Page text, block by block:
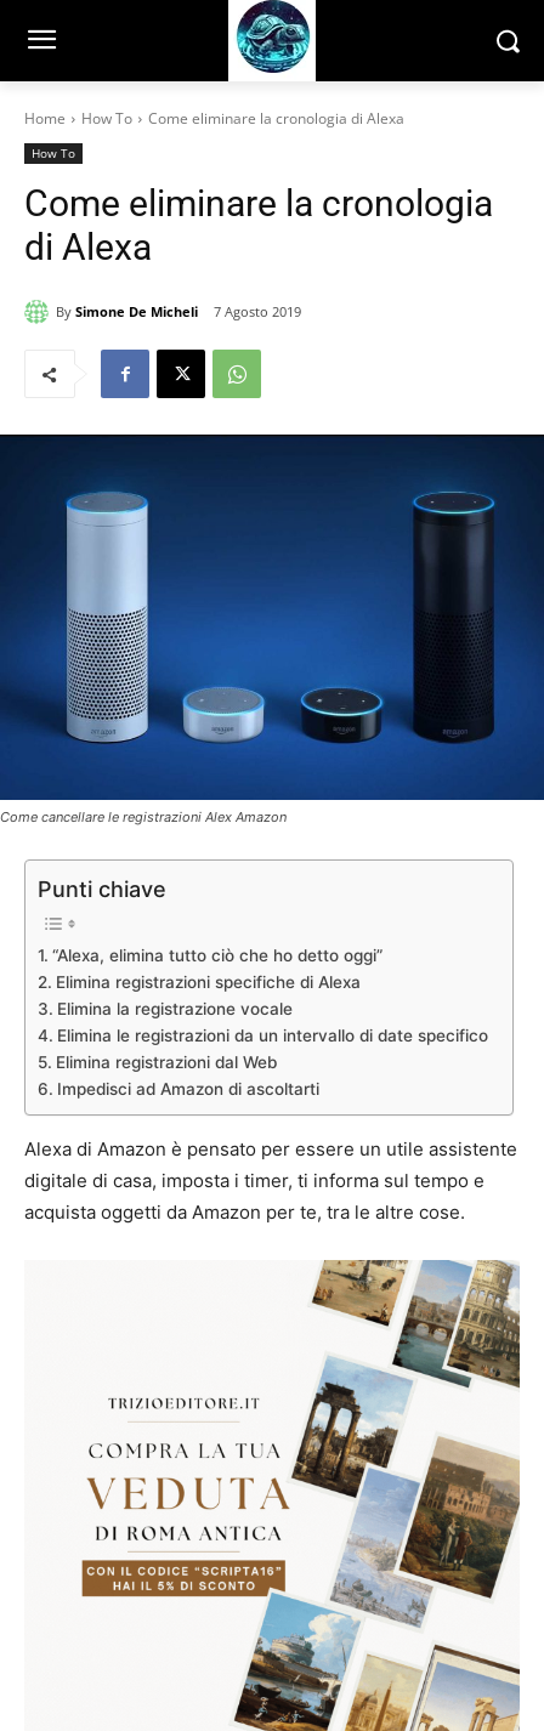
Home How To Come eliminare la cronologia di Alexa
How To
Come eliminare la cronologia
di Alexa
By Simone De Micheli 7 Agosto 2019
Come cancellare le registrazioni Alex Amazon
Punti chiave
“Alexa, elimina tutto ciò che ho detto oggi”
Elimina registrazioni specifiche di Alexa
Elimina la registrazione vocale
Elimina le registrazioni da un intervallo di date specifico
Elimina registrazioni dal Web
Impedisci ad Amazon di ascoltarti
Alexa di Amazon è pensato per essere un utile assistente
digitale di casa, imposta i timer, ti informa sul tempo e
acquista oggetti da Amazon per te, tra le altre cose.